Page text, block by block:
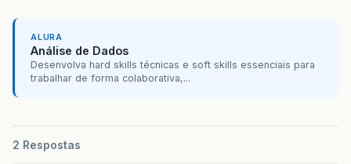
}
catch (HibernateException ex)
{
ALURA
Análise de Dados
Desenvolva hard skills técnicas e soft skills essenciais para
trabalhar de forma colaborativa,...
2 Respostas